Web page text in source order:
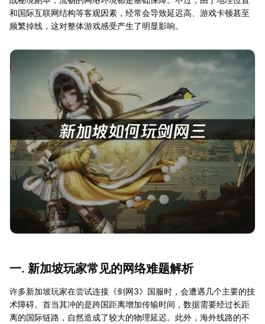
和国际互联网结构等客观因素，经常会导致延迟高、游戏卡顿甚至
频繁掉线，这对整体游戏感受产生了明显影响。
一. 新加坡玩家常见的网络难题解析
许多新加坡玩家在尝试连接《剑网3》国服时，会遭遇几个主要的技
术障碍。首当其冲的是跨国距离增加传输时间，数据需要经过长距
离的国际链路，自然造成了较大的物理延迟。此外，海外线路的不